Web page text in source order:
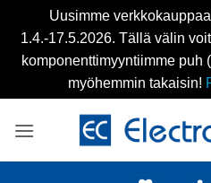
Uusimme
1.4.-17.5.2026. Tällä välin
komponenttimyyntiimme puh
myöhemmin takaisin!